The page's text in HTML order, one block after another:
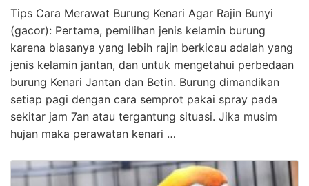
Tips Cara Merawat Burung Kenari Agar Rajin Bunyi
(gacor): Pertama, pemilihan jenis kelamin burung
karena biasanya yang lebih rajin berkicau adalah yang
jenis kelamin jantan, dan untuk mengetahui perbedaan
burung Kenari Jantan dan Betin. Burung dimandikan
setiap pagi dengan cara semprot pakai spray pada
sekitar jam 7an atau tergantung situasi. Jika musim
hujan maka perawatan kenari …